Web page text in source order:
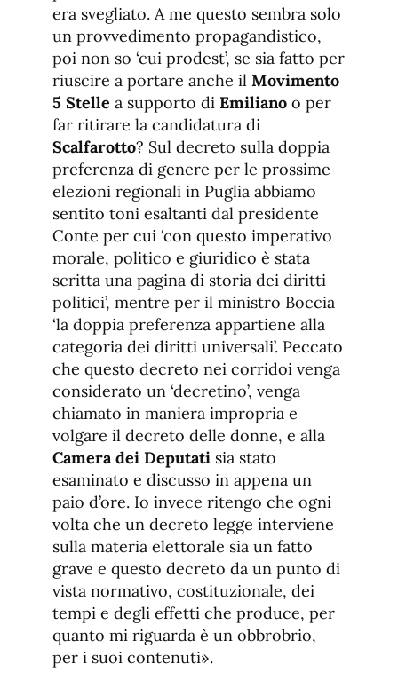
era svegliato. A me questo sembra solo
un provvedimento propagandistico,
poi non so ‘cui prodest’, se sia fatto per
riuscire a portare anche il Movimento
5 Stelle a supporto di Emiliano o per
far ritirare la candidatura di
Scalfarotto? Sul decreto sulla doppia
preferenza di genere per le prossime
elezioni regionali in Puglia abbiamo
sentito toni esaltanti dal presidente
Conte per cui ‘con questo imperativo
morale, politico e giuridico è stata
scritta una pagina di storia dei diritti
politici’, mentre per il ministro Boccia
‘la doppia preferenza appartiene alla
categoria dei diritti universali’. Peccato
che questo decreto nei corridoi venga
considerato un ‘decretino’, venga
chiamato in maniera impropria e
volgare il decreto delle donne, e alla
Camera dei Deputati sia stato
esaminato e discusso in appena un
paio d’ore. Io invece ritengo che ogni
volta che un decreto legge interviene
sulla materia elettorale sia un fatto
grave e questo decreto da un punto di
vista normativo, costituzionale, dei
tempi e degli effetti che produce, per
quanto mi riguarda è un obbrobrio,
per i suoi contenuti».